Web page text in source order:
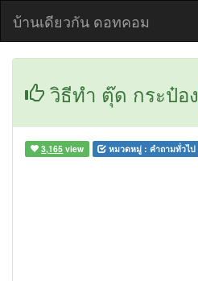
บ้านเดียวกัน ดอทคอม
วิธีทำ ตุ๊ด กระป๋อง
3,165 view หมวดหมู่ : คำถามทั่วไป